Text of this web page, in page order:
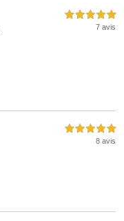
5,0 étoiles sur 5
7 avis
5,0 étoiles sur 5
8 avis